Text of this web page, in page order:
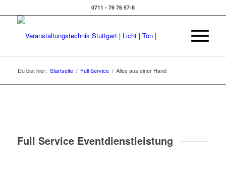
0711 - 76 76 57-8
Du bist hier: Startseite / Full Service / Alles aus einer Hand
Full Service Eventdienstleistung